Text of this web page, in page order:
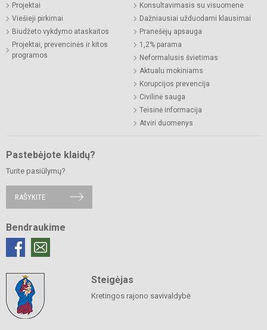
Projektai
Viešieji pirkimai
Biudžeto vykdymo ataskaitos
Projektai, prevencinės ir kitos
programos
Konsultavimasis su visuomene
Dažniausiai užduodami klausimai
Pranešėjų apsauga
1,2% parama
Neformalusis švietimas
Aktualu mokiniams
Korupcijos prevencija
Civilinė sauga
Teisinė informacija
Atviri duomenys
Pastebėjote klaidų?
Turite pasiūlymų?
RAŠYKITE
Bendraukime
Steigėjas
Kretingos rajono savivaldybė